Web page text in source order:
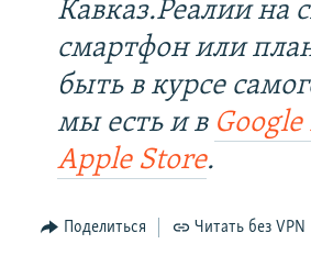
Кавказ.Реалии на
смартфон или
быть в курсе
мы есть и в Google
Apple Store.
Поделиться Читать без VPN